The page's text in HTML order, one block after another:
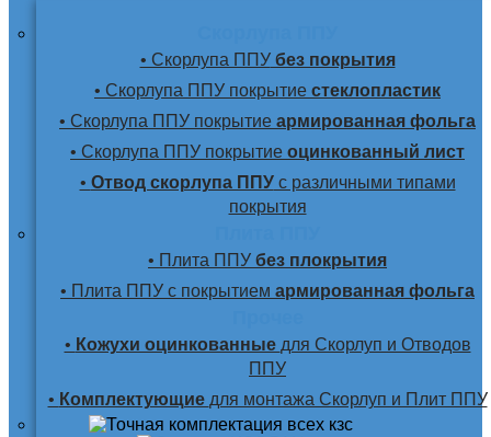
• Скорлупа ППУбез покрытия
• Скорлупа ППУ покрытие стеклопластик
• Скорлупа ППУ покрытие армированная фольга
• Скорлупа ППУ покрытие оцинкованный лист
• Отвод скорлупа ППУс различными типами
покрытия
• Плита ППУ без плокрытия
• Плита ППУ с покрытием армированная фольга
• Кожухи оцинкованные для Скорлуп и Отводов
ППУ
• Комплектующие для монтажа Скорлуп и Плит ППУ